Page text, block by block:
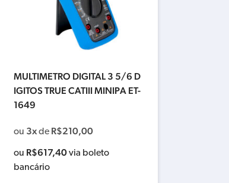
MULTIMETRO DIGITAL 3 5/6 D
IGITOS TRUE CATIII MINIPA ET-
1649
ou 3xde R$210,00
ou R$617,40via boleto
bancário